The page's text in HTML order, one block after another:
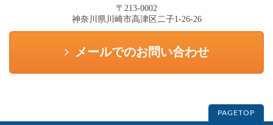
〒213-0002
神奈川県川崎市高津区二子1-26-26
メールでのお問い合わせ
PAGETOP